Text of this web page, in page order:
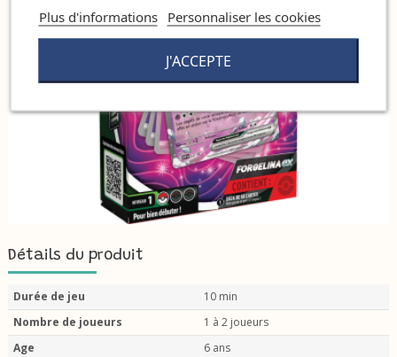
Détails du produit
Durée de jeu
10 min
Nombre de joueurs
1 à 2 joueurs
Age
6 ans
Plus d'informations Personnaliser les cookies
J'ACCEPTE